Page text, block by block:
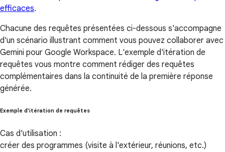
efficaces.
Chacune des requêtes présentées ci-dessous s'accompagne
d'un scénario illustrant comment vous pouvez collaborer avec
Gemini pour Google Workspace. L'exemple d'itération de
requêtes vous montre comment rédiger des requêtes
complémentaires dans la continuité de la première réponse
générée.
Exemple d'itération de requêtes
Cas d'utilisation :
créer des programmes (visite à l'extérieur, réunions, etc.)